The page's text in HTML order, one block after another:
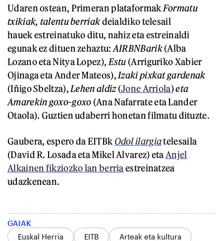
Udaren ostean, Primeran plataformak Formatu
txikiak, talentu berriakdeialdiko telesail
hauek estreinatuko ditu, nahiz eta estreinaldi
egunak ez dituen zehaztu: AIRBNBarik(Alba
Lozano eta Nitya Lopez), Estu (Arriguriko Xabier
Ojinaga eta Ander Mateos), Izaki pixkat gardenak
(Iñigo Sbeltza), Lehen aldiz(Jone Arriola)eta
Amarekin goxo-goxo (Ana Nafarrate eta Lander
Otaola). Guztien udaberri honetan filmatu dituzte.
Gaubera, espero da EITBk Odol ilargiatelesaila
(David R. Losada eta Mikel Alvarez) eta Anjel
Alkainen fikziozko lan berriaestreinatzea
udazkenean.
GAIAK
Euskal Herria
EITB
Arteak eta kultura